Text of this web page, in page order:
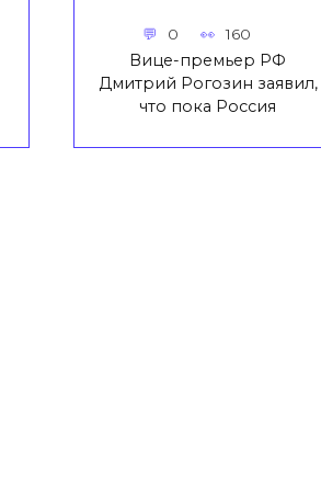
0 160
Вице-премьер РФ
Дмитрий Рогозин заявил,
что пока Россия